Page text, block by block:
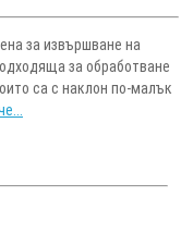
за извършване на
за обработване
са с наклон по-малък